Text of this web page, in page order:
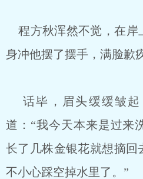
程方秋浑然不觉，在岸
身冲他摆了摆手，满脸歉
话毕，眉头缓缓皱起
道：“我今天本来是过来
长了几株金银花就想摘回
不小心踩空掉水里了。”